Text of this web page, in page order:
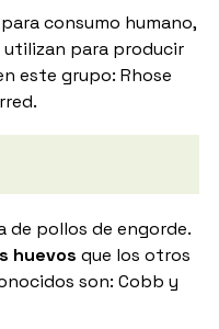
consumo humano,
para producir
este grupo: Rhose
de pollos de engorde.
huevos que los otros
son: Cobb y